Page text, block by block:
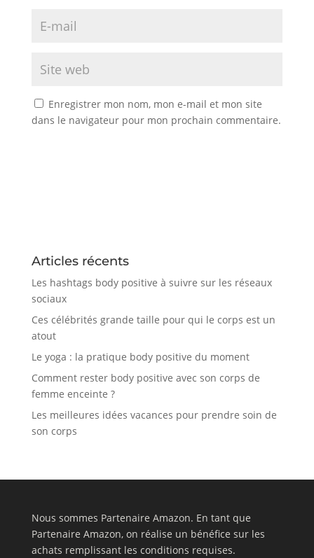
Enregistrer mon nom, mon e-mail et mon site
dans le navigateur pour mon prochain commentaire.
Articles récents
Les hashtags body positive à suivre sur les réseaux
sociaux
Ces célébrités grande taille pour qui le corps est un
atout
Le yoga : la pratique body positive du moment
Comment rester body positive avec son corps de
femme enceinte ?
Les meilleures idées vacances pour prendre soin de
son corps
Nous sommes Partenaire Amazon. En tant que
Partenaire Amazon, on réalise un bénéfice sur les
achats remplissant les conditions requises.